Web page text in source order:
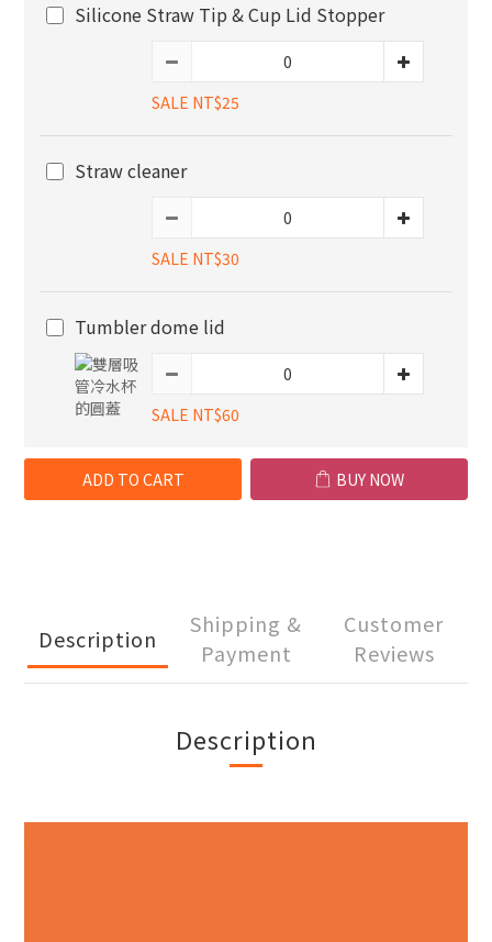
Silicone Straw Tip & Cup Lid Stopper
SALE NT$25
Straw cleaner
SALE NT$30
Tumbler dome lid
SALE NT$60
ADD TO CART BUY NOW
Description
Shipping &
Payment
Customer
Reviews
Description